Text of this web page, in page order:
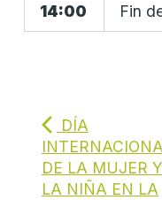
14:00 Fin
DÍA
DE LA MUJER Y
LA NIÑA EN LA